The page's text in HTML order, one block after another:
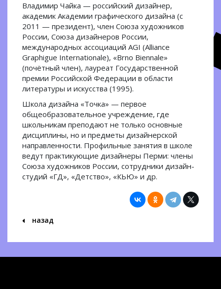
Владимир Чайка — российский дизайнер,
академик Академии графического дизайна (с
2011 — президент), член Союза художников
России, Союза дизайнеров России,
международных ассоциаций AGI (Alliance
Graphigue Internationale), «Brno Biennale»
(почётный член), лауреат Государственной
премии Российской Федерации в области
литературы и искусства (1995).
Школа дизайна «Точка» — первое
общеобразовательное учреждение, где
школьникам преподают не только основные
дисциплины, но и предметы дизайнерской
направленности. Профильные занятия в школе
ведут практикующие дизайнеры Перми: члены
Союза художников России, сотрудники дизайн-
студий «ГД», «Детство», «КЬЮ» и др.
назад